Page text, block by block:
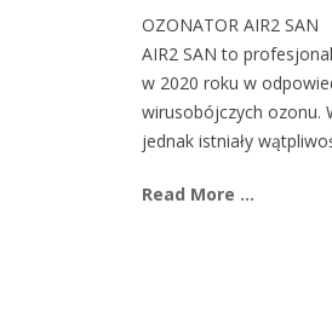
OZONATOR AIR2 SAN
AIR2 SAN to
w 2020 roku w
wirusobójczych ozonu.
jednak istniały
Read More ...